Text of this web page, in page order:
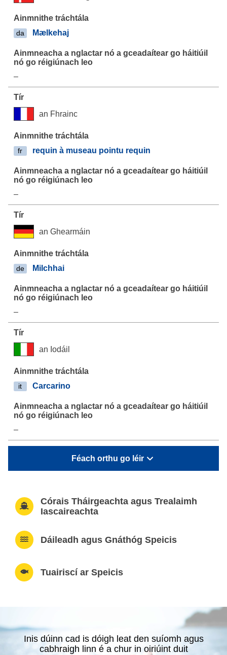
da Mælkehaj
–
an Fhrainc
fr requin à museau pointu requin
–
an Ghearmáin
de Milchhai
–
an Iodáil
it Carcarino
–
Féach orthu go léir
Córais Tháirgeachta agus Trealaimh
Iascaireachta
Dáileadh agus Gnáthóg Speicis
Tuairiscí ar Speicis
Inis dúinn cad is dóigh leat den suíomh agus
cabhraigh linn é a chur in oiriúint duit